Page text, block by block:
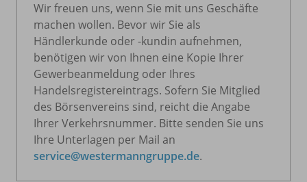
Wir freuen uns, wenn Sie mit uns Geschäfte
machen wollen. Bevor wir Sie als
Händlerkunde oder -kundin aufnehmen,
benötigen wir von Ihnen eine Kopie Ihrer
Gewerbeanmeldung oder Ihres
Handelsregistereintrags. Sofern Sie Mitglied
des Börsenvereins sind, reicht die Angabe
Ihrer Verkehrsnummer. Bitte senden Sie uns
Ihre Unterlagen per Mail an
service@westermanngruppe.de.